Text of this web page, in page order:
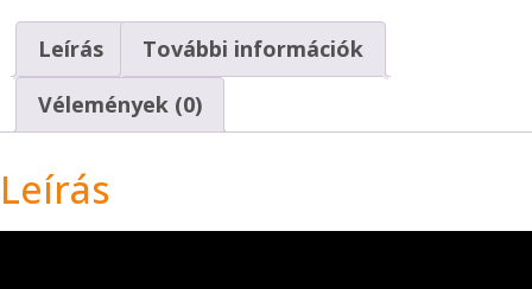
Leírás
További információk
Vélemények (0)
Leírás